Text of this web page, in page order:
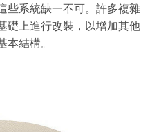
些系統缺一不可。許多複雜
礎上進行改裝，以增加其他
結構。